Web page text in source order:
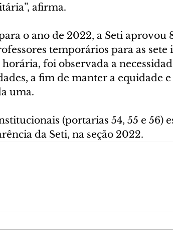
afirma.
o ano de 2022, a Seti aprovou
temporários para as sete
foi observada a
a fim de manter a equidade
uma.
(portarias 54, 55 e 56)
da Seti, na seção 2022.